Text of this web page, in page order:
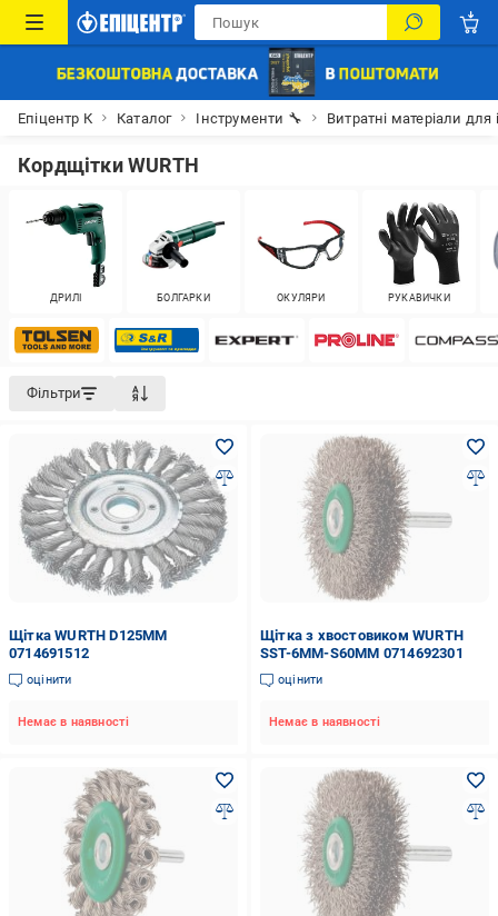
Епіцентр К Каталог Інструменти 🔧 Витратні матеріали для
Кордщітки WURTH
ДРИЛІ БОЛГАРКИ ОКУЛЯРИ РУКАВИЧКИ
Фільтри
Щітка WURTH D125MM
0714691512
оцінити
Немає в наявності
Щітка з хвостовиком WURTH
SST-6MM-S60MM 0714692301
оцінити
Немає в наявності